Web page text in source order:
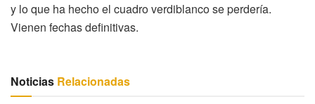
y lo que ha hecho el cuadro verdiblanco se perdería.
Vienen fechas definitivas.
Noticias Relacionadas